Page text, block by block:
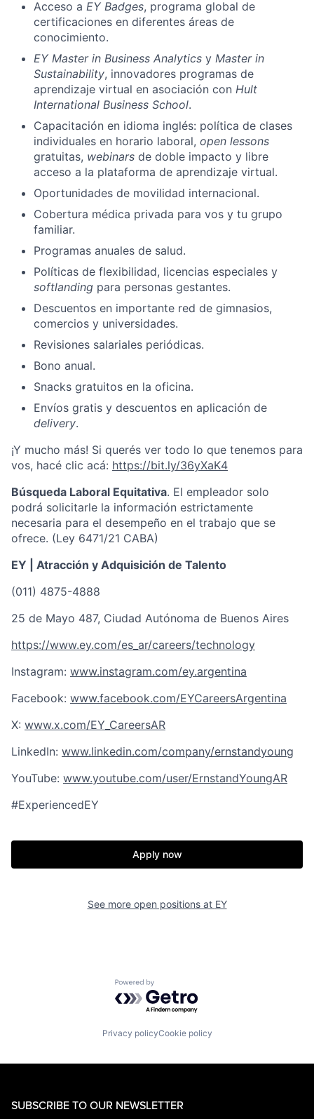
Acceso a EY Badges, programa global de
certificaciones en diferentes áreas de
conocimiento.
EY Master in Business Analytics y Master in
Sustainability, innovadores programas de
aprendizaje virtual en asociación con Hult
International Business School.
Capacitación en idioma inglés: política de clases
individuales en horario laboral, open lessons
gratuitas, webinars de doble impacto y libre
acceso a la plataforma de aprendizaje virtual.
Oportunidades de movilidad internacional.
Cobertura médica privada para vos y tu grupo
familiar.
Programas anuales de salud.
Políticas de flexibilidad, licencias especiales y
softlanding para personas gestantes.
Descuentos en importante red de gimnasios,
comercios y universidades.
Revisiones salariales periódicas.
Bono anual.
Snacks gratuitos en la oficina.
Envíos gratis y descuentos en aplicación de
delivery.
¡Y mucho más! Si querés ver todo lo que tenemos para
vos, hacé clic acá: https://bit.ly/36yXaK4
Búsqueda Laboral Equitativa. El empleador solo
podrá solicitarle la información estrictamente
necesaria para el desempeño en el trabajo que se
ofrece. (Ley 6471/21 CABA)
EY | Atracción y Adquisición de Talento
(011) 4875-4888
25 de Mayo 487, Ciudad Autónoma de Buenos Aires
https://www.ey.com/es_ar/careers/technology
Instagram: www.instagram.com/ey.argentina
Facebook: www.facebook.com/EYCareersArgentina
X: www.x.com/EY_CareersAR
LinkedIn: www.linkedin.com/company/ernstandyoung
YouTube: www.youtube.com/user/ErnstandYoungAR
#ExperiencedEY
Apply now
See more open positions at EY
Powered by Getro.com
Privacy policyCookie policy
SUBSCRIBE TO OUR NEWSLETTER